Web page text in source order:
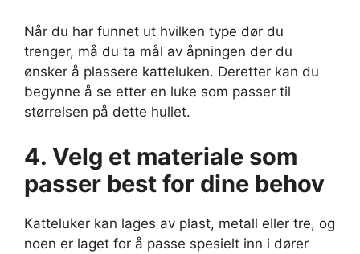
Når du har funnet ut hvilken type dør du
trenger, må du ta mål av åpningen der du
ønsker å plassere katteluken. Deretter kan du
begynne å se etter en luke som passer til
størrelsen på dette hullet.
4. Velg et materiale som
passer best for dine behov
Katteluker kan lages av plast, metall eller tre, og
noen er laget for å passe spesielt inn i dører